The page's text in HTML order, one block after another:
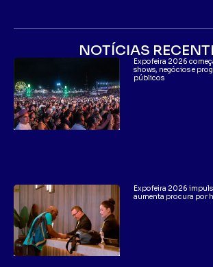
NOTÍCIAS
Expofeira 2026
shows, negócios e
públicos
Expofeira 2026
aumenta procura por